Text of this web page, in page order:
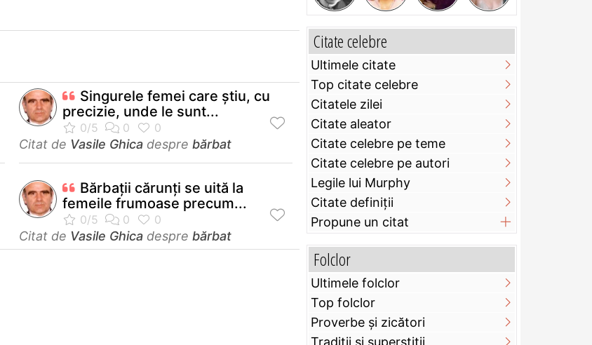
Singurele femei care ştiu, cu
precizie, unde le sunt...
Citat de Vasile Ghica despre bărbat
Bărbaţii cărunţi se uită la
femeile frumoase precum...
Citat de Vasile Ghica despre bărbat
Citate celebre
Ultimele citate
Top citate celebre
Citatele zilei
Citate aleator
Citate celebre pe teme
Citate celebre pe autori
Legile lui Murphy
Citate definiţii
Propune un citat
Folclor
Ultimele folclor
Top folclor
Proverbe și zicători
Tradiții și superstiții